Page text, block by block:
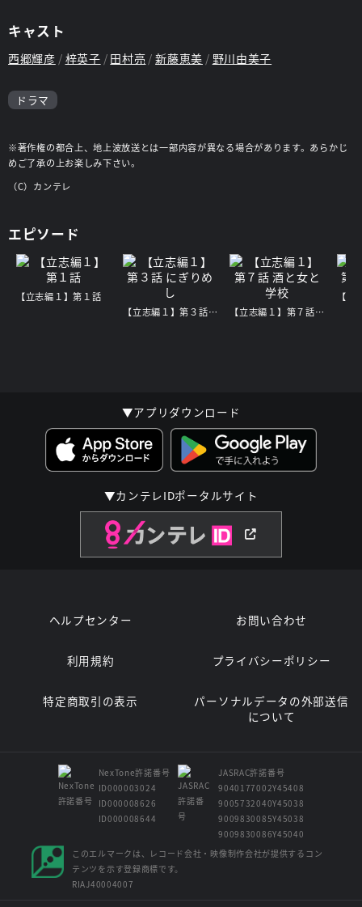
キャスト
西郷輝彦 梓英子 田村亮 新藤恵美 野川由美子
ドラマ
※著作権の都合上、地上波放送とは一部内容が異なる場合があります。あらかじ
めご了承の上お楽しみ下さい。
（C）カンテレ
エピソード
【立志編１】第１話
【立志編１】第３話 にぎりめし
【立志編１】第７話 酒と女と学校
▼アプリダウンロード
▼カンテレIDポータルサイト
ヘルプセンター お問い合わせ
利用規約 プライバシーポリシー
特定商取引の表示
パーソナルデータの外部送信
について
NexTone許諾番号
ID000003024
ID000008626
ID000008644
JASRAC許諾番号
9040177002Y45408
9005732040Y45038
9009830085Y45038
9009830086Y45040
このエルマークは、レコード会社・映像制作会社が提供するコン
テンツを示す登録商標です。
RIAJ40004007